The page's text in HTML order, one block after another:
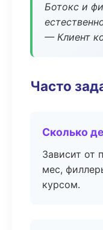
Ботокс и
— Клиент
Часто
Сколько
Зависит от
мес,
курсом.